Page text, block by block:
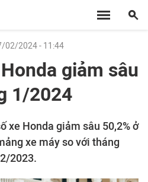
02/2024 - 11:44
giảm sâu
1/2024
xe Honda giảm sâu 50,2% ở
xe máy so với tháng
2023.